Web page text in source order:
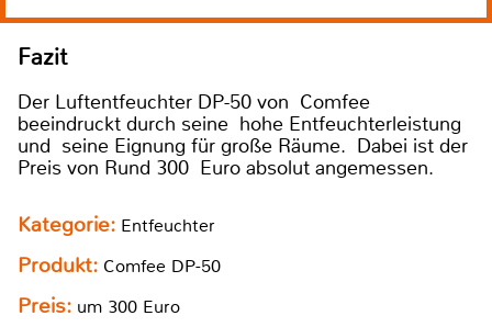
Fazit
Der Luftentfeuchter DP-50 von Comfee
beeindruckt durch seine hohe Entfeuchterleistung
und seine Eignung für große Räume. Dabei ist der
Preis von Rund 300 Euro absolut angemessen.
Kategorie: Entfeuchter
Produkt: Comfee DP-50
Preis: um 300 Euro